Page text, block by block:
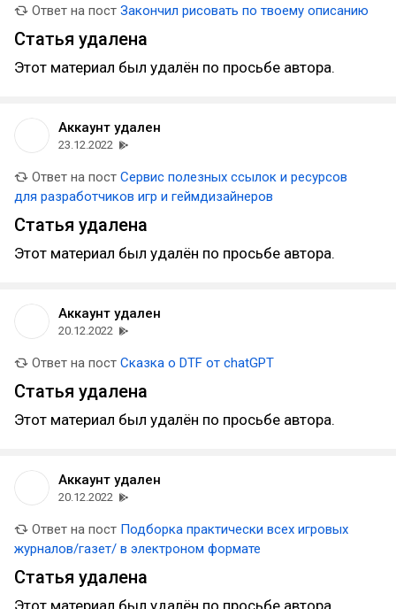
Ответ на пост Закончил рисовать по твоему описанию
Статья удалена
Этот материал был удалён по просьбе автора.
Аккаунт удален
23.12.2022
Ответ на пост Сервис полезных ссылок и ресурсов
для разработчиков игр и геймдизайнеров
Статья удалена
Этот материал был удалён по просьбе автора.
Аккаунт удален
20.12.2022
Ответ на пост Сказка о DTF от chatGPT
Статья удалена
Этот материал был удалён по просьбе автора.
Аккаунт удален
20.12.2022
Ответ на пост Подборка практически всех игровых
журналов/газет/ в электроном формате
Статья удалена
Этот материал был удалён по просьбе автора.